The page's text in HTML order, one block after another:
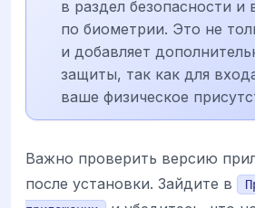
в раздел безопасности и
по биометрии. Это не
и добавляет
защиты, так как для
ваше физическое
Важно проверить версию
после установки. Зайдите в